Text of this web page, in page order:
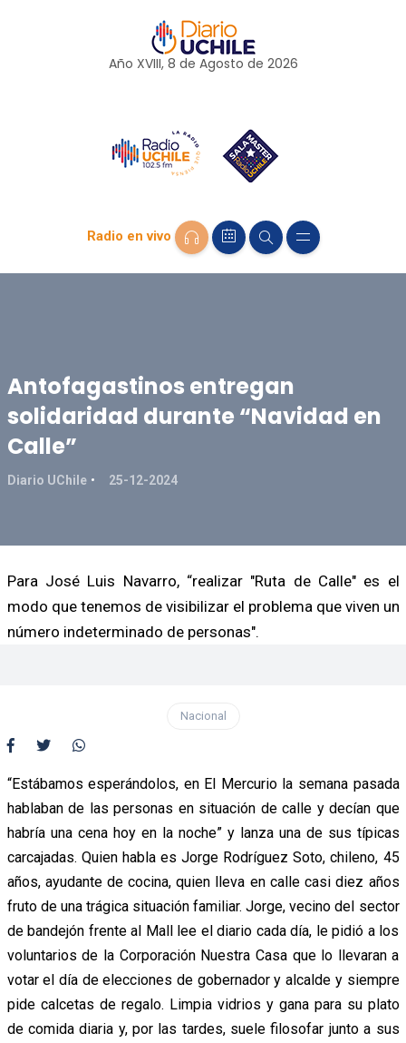
Año XVIII, 8 de Agosto de 2026
Radio en vivo
Antofagastinos entregan
solidaridad durante “Navidad en
Calle”
Diario UChile 25-12-2024
Para José Luis Navarro, “realizar "Ruta de Calle" es el
modo que tenemos de visibilizar el problema que viven un
número indeterminado de personas".
Nacional
“Estábamos esperándolos, en El Mercurio la semana pasada
hablaban de las personas en situación de calle y decían que
habría una cena hoy en la noche” y lanza una de sus típicas
carcajadas. Quien habla es Jorge Rodríguez Soto, chileno, 45
años, ayudante de cocina, quien lleva en calle casi diez años
fruto de una trágica situación familiar. Jorge, vecino del sector
de bandejón frente al Mall lee el diario cada día, le pidió a los
voluntarios de la Corporación Nuestra Casa que lo llevaran a
votar el día de elecciones de gobernador y alcalde y siempre
pide calcetas de regalo. Limpia vidrios y gana para su plato
de comida diaria y, por las tardes, suele filosofar junto a sus